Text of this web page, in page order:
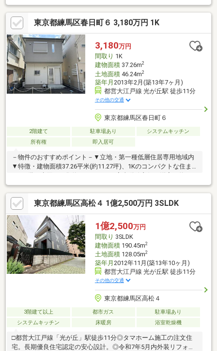
旧ヘーベルハウス施工物件■平坦、徒歩10分■人工芝42㎡のお庭付
き■LDKはなんと２３帖超■大型ウォークインクローゼットつき！
■ゆったりと寛げる一坪タイプのユニットバス
東京都練馬区春日町６ 3,180万円 1K
3,180万円
間取り 1K
建物面積37.26m2
土地面積46.24m2
築年月 2013年2月(築13年7ヶ月)
都営大江戸線 光が丘駅 徒歩11分
その他の交通
東京都練馬区春日町６
2階建て 駐車場あり
システムキッチン
所有権
即入居可
－物件のおすすめポイント－▼立地・第一種低層住居専用地域内
▼特徴・建物面積37.26平米(約11.27坪)、1Kのコンパクトな住ま
帖、4面採光設計・駐車場付き(車種による)▼周辺環境・マルエツ
練馬高松店 徒歩6分(約450m)・練馬区立わかみや公園 徒歩7分(約
500m)・セブンイレブン練馬春日町6丁目店 徒歩4分(約300m)・サ
ンドラッグ光が丘店 徒歩2分(約130m)■ ご希望の住まい探しをお
手伝いします ━━━━━・・・物件の詳細・ご相談はお気軽にお
問い合わせください。
東京都練馬区高松４ 1億2,500万円 3SLDK
1億2,500万円
間取り 3SLDK
建物面積190.45m2
土地面積128.05m2
築年月 2012年11月(築13年10ヶ月)
都営大江戸線 光が丘駅 徒歩11分
その他の交通
東京都練馬区高松４
3階建て以上 都市ガス
駐車場あり
システムキッチン
床暖房 浴室乾燥機
□都営大江戸線「光が丘」駅徒歩11分◎タマホーム施工の注文住
宅。長期優良住宅認定の安心設計。◎令和7年5月内外装リフォー